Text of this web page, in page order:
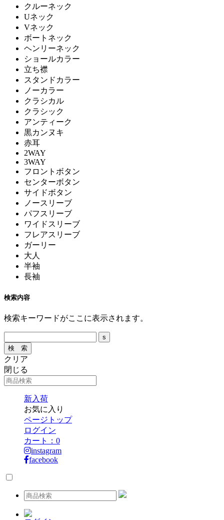
クルーネック
Uネック
Vネック
ボートネック
ヘンリーネック
ショールカラー
立ち襟
スタンドカラー
ノーカラー
クラシカル
クラシック
アンティーク
黒カンヌキ
赤耳
2WAY
3WAY
フロントボタン
センターボタン
サイドボタン
ノースリーブ
パフスリーブ
ワイドスリーブ
フレアスリーブ
ガーリー
大人
半袖
長袖
検索内容
検索キーワードがここに表示されます。
クリア
閉じる
新入荷
お気に入り
ページトップ
ログイン
カート： 0
instagram
facebook